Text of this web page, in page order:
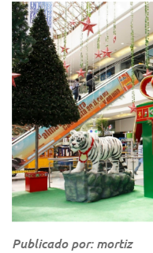
Publicado por: mortiz